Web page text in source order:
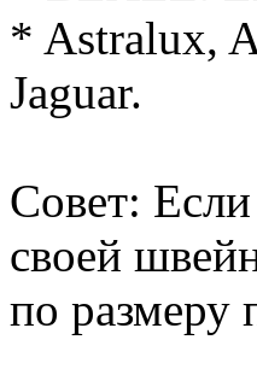
* Astralux,
Jaguar.
Совет:
своей
по размеру